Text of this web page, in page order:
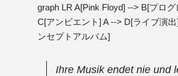
graph LR A[Pink Floyd] --> B[プログ
C[アンビエント] A --> D[ライブ演出
ンセプトアルバム]
Ihre Musik endet nie und